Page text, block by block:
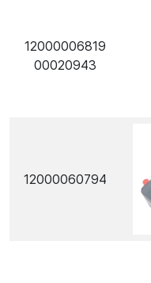
12000006819
00020943
12000060794